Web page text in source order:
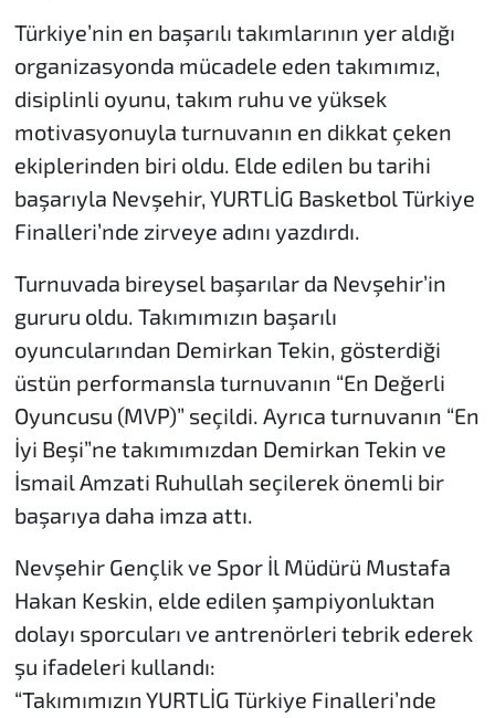
Türkiye’nin en başarılı takımlarının yer aldığı
organizasyonda mücadele eden takımımız,
disiplinli oyunu, takım ruhu ve yüksek
motivasyonuyla turnuvanın en dikkat çeken
ekiplerinden biri oldu. Elde edilen bu tarihi
başarıyla Nevşehir, YURTLİG Basketbol Türkiye
Finalleri’nde zirveye adını yazdırdı.
Turnuvada bireysel başarılar da Nevşehir’in
gururu oldu. Takımımızın başarılı
oyuncularından Demirkan Tekin, gösterdiği
üstün performansla turnuvanın “En Değerli
Oyuncusu (MVP)” seçildi. Ayrıca turnuvanın “En
İyi Beşi”ne takımımızdan Demirkan Tekin ve
İsmail Amzati Ruhullah seçilerek önemli bir
başarıya daha imza attı.
Nevşehir Gençlik ve Spor İl Müdürü Mustafa
Hakan Keskin, elde edilen şampiyonluktan
dolayı sporcuları ve antrenörleri tebrik ederek
şu ifadeleri kullandı:
“Takımımızın YURTLİG Türkiye Finalleri’nde